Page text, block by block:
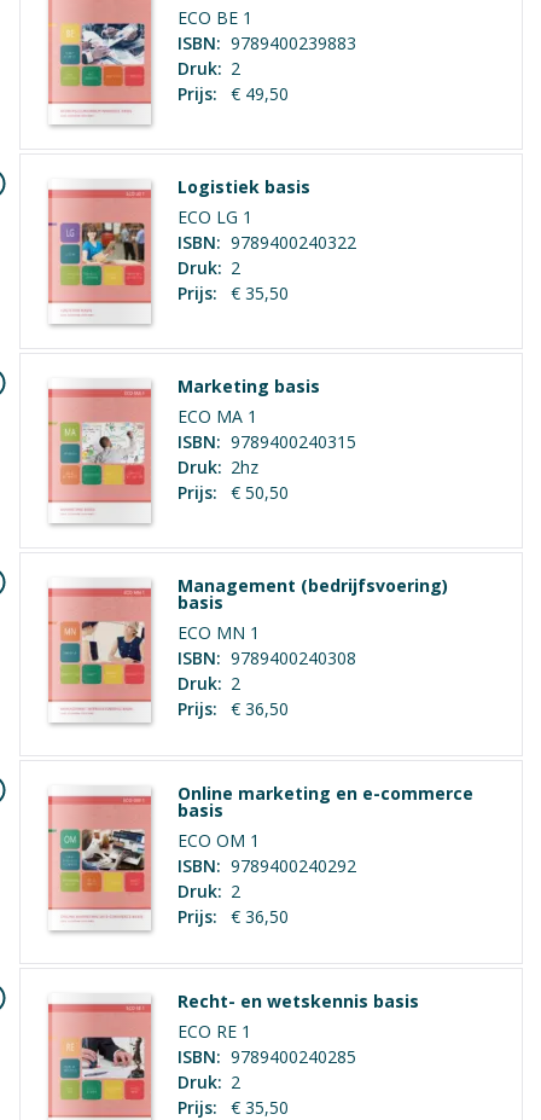
ECO BE 1
ISBN: 9789400239883
Druk: 2
Prijs:
€ 49,50
Logistiek basis
ECO LG 1
ISBN: 9789400240322
Druk: 2
Prijs:
€ 35,50
Marketing basis
ECO MA 1
ISBN: 9789400240315
Druk: 2hz
Prijs:
€ 50,50
Management (bedrijfsvoering)
basis
ECO MN 1
ISBN: 9789400240308
Druk: 2
Prijs:
€ 36,50
Online marketing en e-commerce
basis
ECO OM 1
ISBN: 9789400240292
Druk: 2
Prijs:
€ 36,50
Recht- en wetskennis basis
ECO RE 1
ISBN: 9789400240285
Druk: 2
Prijs:
€ 35,50